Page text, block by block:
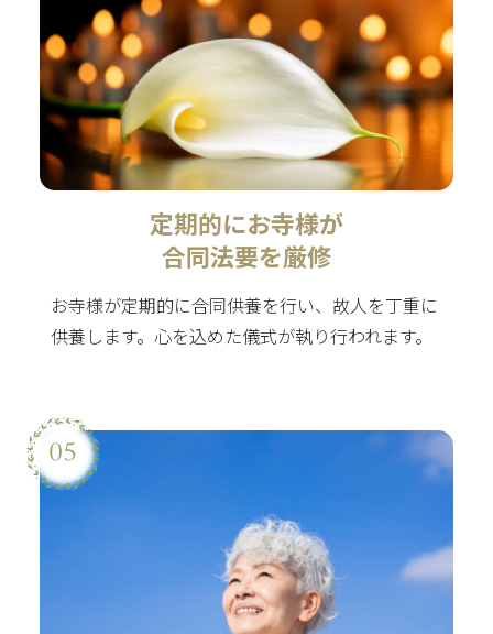
定期的にお寺様が
合同法要を厳修
お寺様が定期的に合同供養を行い、故人を丁重に
供養します。心を込めた儀式が執り行われます。